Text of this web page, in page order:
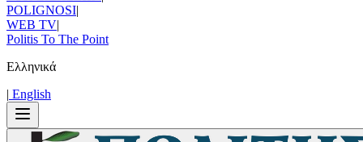
POLIGNOSI|
WEB TV|
Politis To The Point
Ελληνικά
| Εnglish